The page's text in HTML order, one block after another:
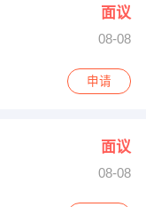
面议
08-08
层1310号
申请
面议
08-08